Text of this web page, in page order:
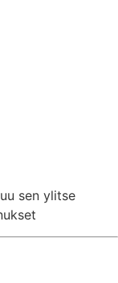
sen ylitse